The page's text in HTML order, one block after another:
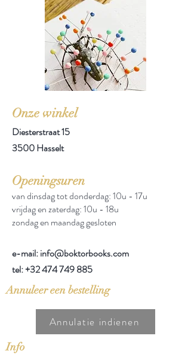
Onze winkel
Diesterstraat 15
3500 Hasselt
Openingsuren
van dinsdag tot donderdag: 10u - 17u
vrijdag en zaterdag: 10u - 18u
zondag en maandag gesloten
e-mail: info@boktorbooks.com
tel:+32 474 749 885
Annuleer een bestelling
Annulatie indienen
Info